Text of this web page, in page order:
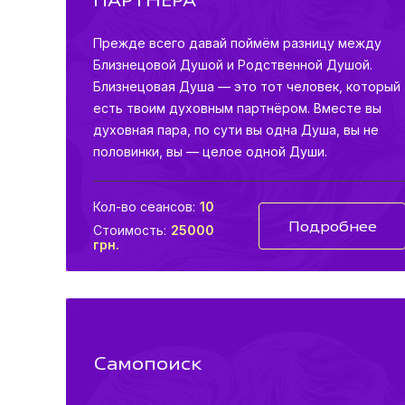
Прежде всего давай поймём разницу между
Близнецовой Душой и Родственной Душой.
Близнецовая Душа — это тот человек, который
есть твоим духовным партнёром. Вместе вы
духовная пара, по сути вы одна Душа, вы не
половинки, вы — целое одной Души.
Кол-во сеансов: 10
Стоимость: 25000
грн.
Подробнее
Самопоиск